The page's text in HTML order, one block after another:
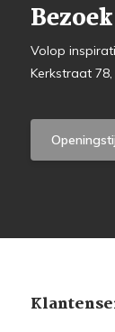
Volop
Kerkstraat